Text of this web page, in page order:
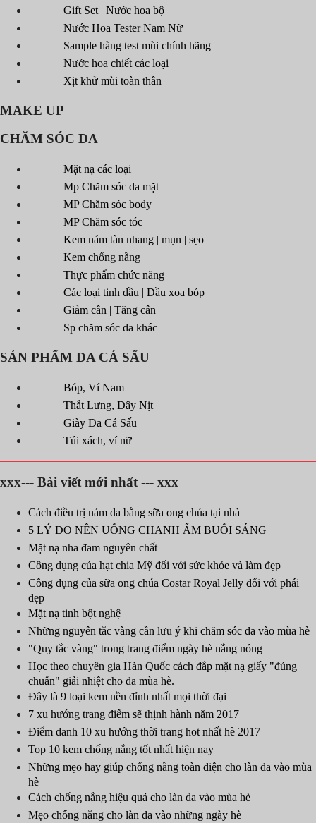
Gift Set | Nước hoa bộ
Nước Hoa Tester Nam Nữ
Sample hàng test mùi chính hãng
Nước hoa chiết các loại
Xịt khử mùi toàn thân
MAKE UP
CHĂM SÓC DA
Mặt nạ các loại
Mp Chăm sóc da mặt
MP Chăm sóc body
MP Chăm sóc tóc
Kem nám tàn nhang | mụn | sẹo
Kem chống nắng
Thực phẩm chức năng
Các loại tinh dầu | Dầu xoa bóp
Giảm cân | Tăng cân
Sp chăm sóc da khác
SẢN PHẨM DA CÁ SẤU
Bóp, Ví Nam
Thắt Lưng, Dây Nịt
Giày Da Cá Sấu
Túi xách, ví nữ
xxx--- Bài viết mới nhất --- xxx
Cách điều trị nám da bằng sữa ong chúa tại nhà
5 LÝ DO NÊN UỐNG CHANH ẤM BUỔI SÁNG
Mặt nạ nha đam nguyên chất
Công dụng của hạt chia Mỹ đối với sức khỏe và làm đẹp
Công dụng của sữa ong chúa Costar Royal Jelly đối với phái
đẹp
Mặt nạ tinh bột nghệ
Những nguyên tắc vàng cần lưu ý khi chăm sóc da vào mùa hè
"Quy tắc vàng" trong trang điểm ngày hè nắng nóng
Học theo chuyên gia Hàn Quốc cách đắp mặt nạ giấy "đúng
chuẩn" giải nhiệt cho da mùa hè.
Đây là 9 loại kem nền đỉnh nhất mọi thời đại
7 xu hướng trang điểm sẽ thịnh hành năm 2017
Điểm danh 10 xu hướng thời trang hot nhất hè 2017
Top 10 kem chống nắng tốt nhất hiện nay
Những mẹo hay giúp chống nắng toàn diện cho làn da vào mùa
hè
Cách chống nắng hiệu quả cho làn da vào mùa hè
Mẹo chống nắng cho làn da vào những ngày hè